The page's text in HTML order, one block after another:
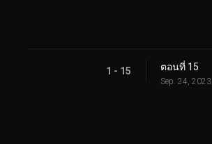
1 - 15 ตอนที่ 15
Sep. 24, 2023